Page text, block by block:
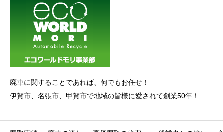
廃車に関することであれば、何でもお任せ！
伊賀市、名張市、甲賀市で地域の皆様に愛されて創業50年！